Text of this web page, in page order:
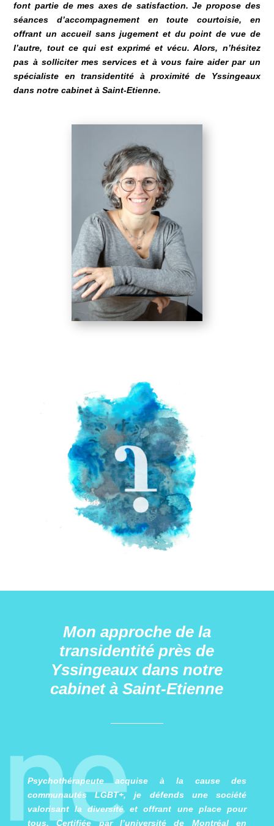
font partie de mes axes de satisfaction. Je propose des
séances d’accompagnement en toute courtoisie, en
offrant un accueil sans jugement et du point de vue de
l’autre, tout ce qui est exprimé et vécu. Alors, n’hésitez
pas à solliciter mes services et à vous faire aider par un
spécialiste en transidentité à proximité de
Yssingeaux
dans notre cabinet à Saint-Etienne.
Mon approche de la
transidentité près de
Yssingeaux dans notre
cabinet à Saint-Etienne
Psychothérapeute acquise à la cause des
communautés LGBT+, je défends une société
valorisant la diversité et offrant une place pour
tous. Certifiée par l’université de Montréal en